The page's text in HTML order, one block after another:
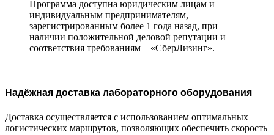
Программа доступна юридическим лицам и
индивидуальным предпринимателям,
зарегистрированным более 1 года назад, при
наличии положительной деловой репутации и
соответствия требованиям – «СберЛизинг».
Надёжная доставка лабораторного оборудования
Доставка осуществляется с использованием оптимальных
логистических маршрутов, позволяющих обеспечить скорость